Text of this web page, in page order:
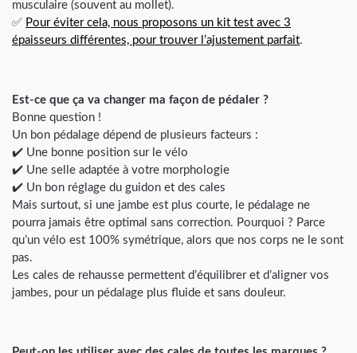
musculaire (souvent au mollet).
✅ Pour éviter cela, nous proposons un kit test avec 3
épaisseurs différentes, pour trouver l’ajustement parfait.
Est-ce que ça va changer ma façon de pédaler ?
Bonne question !
Un bon pédalage dépend de plusieurs facteurs :
✔️ Une bonne position sur le vélo
✔️ Une selle adaptée à votre morphologie
✔️ Un bon réglage du guidon et des cales
Mais surtout, si une jambe est plus courte, le pédalage ne
pourra jamais être optimal sans correction. Pourquoi ? Parce
qu’un vélo est 100% symétrique, alors que nos corps ne le sont
pas.
Les cales de rehausse permettent d’équilibrer et d’aligner vos
jambes, pour un pédalage plus fluide et sans douleur.